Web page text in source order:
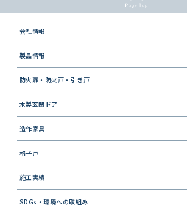
会社情報
製品情報
防火扉・防火戸・引き戸
木製玄関ドア
造作家具
格子戸
施工実績
SDGs・環境への取組み